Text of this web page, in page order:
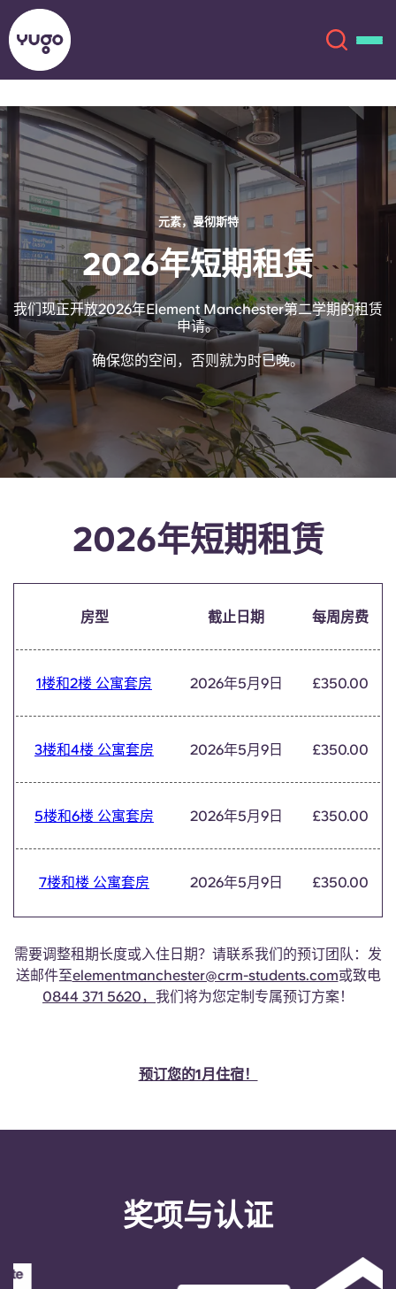
关于我们
地点
更多
账户 语言
English (GB)
English (US)
Español
Deutsch
French
选择一个国家
选择一个城市
选择一间公寓
立即预订
English (GB)
English (US)
Chinese
Català Deutsch
Italian French
Portuguese
元素，曼彻斯特
2026年短期租赁
我们现正开放2026年Element Manchester第二学期的租赁
申请。
确保您的空间，否则就为时已晚。
2026年短期租赁
房型 截止日期 每周房费
1楼和2楼 公寓套房 2026年5月9日 £350.00
3楼和4楼 公寓套房 2026年5月9日 £350.00
5楼和6楼 公寓套房 2026年5月9日 £350.00
7楼和楼 公寓套房 2026年5月9日 £350.00
需要调整租期长度或入住日期？请联系我们的预订团队：发
送邮件至elementmanchester@crm-students.com或致电
0844 371 5620， 我们将为您定制专属预订方案！
预订您的1月住宿！
奖项与认证